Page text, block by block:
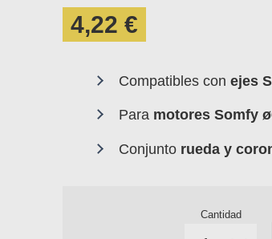
4,22 €
Compatibles con ejes
Para motores Somfy
Conjunto rueda y
Cantidad